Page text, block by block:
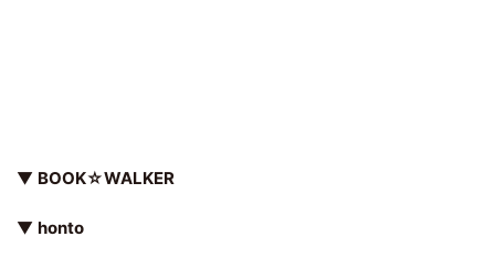
▼ BOOK☆WALKER
▼ honto